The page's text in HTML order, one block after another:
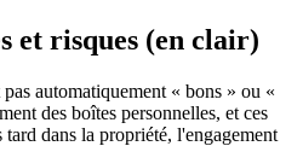
et risques (en clair)
automatiquement « bons » ou «
des boîtes personnelles, et ces
dans la propriété, l'engagement